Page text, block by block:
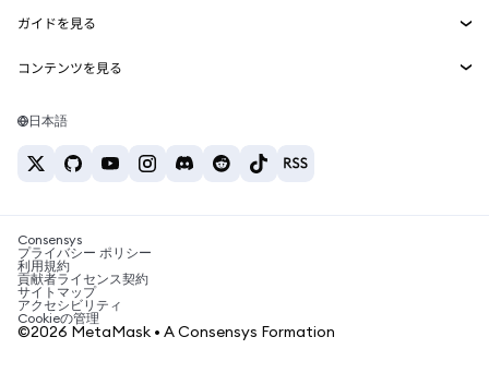
Snaps
Web3サービス
セキュリティ
サポート
キャリア
お問い合わせ
Solanaの価格
Tetherの価格
ETH→USD
USDT→INR
BTC→INR
ETH→USDT
ガイドを見る
ETHの購入
USDTの購入
SHIBの購入
BNBの購入
コンテンツを見る
Solanaウォレット
税制関連ニュース
暗号資産の購入方法は？
ビットコインを売るには？
日本語
Consensys
プライバシー ポリシー
利用規約
貢献者ライセンス契約
サイトマップ
アクセシビリティ
Cookieの管理
©2026 MetaMask • A Consensys Formation